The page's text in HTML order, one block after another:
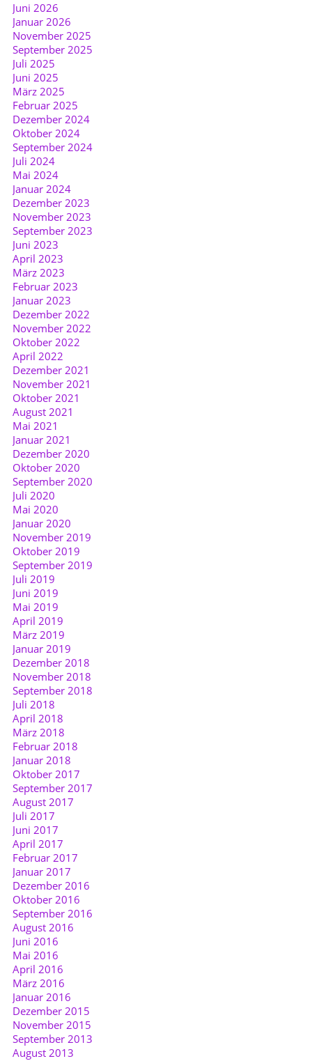
Juni 2026
Januar 2026
November 2025
September 2025
Juli 2025
Juni 2025
März 2025
Februar 2025
Dezember 2024
Oktober 2024
September 2024
Juli 2024
Mai 2024
Januar 2024
Dezember 2023
November 2023
September 2023
Juni 2023
April 2023
März 2023
Februar 2023
Januar 2023
Dezember 2022
November 2022
Oktober 2022
April 2022
Dezember 2021
November 2021
Oktober 2021
August 2021
Mai 2021
Januar 2021
Dezember 2020
Oktober 2020
September 2020
Juli 2020
Mai 2020
Januar 2020
November 2019
Oktober 2019
September 2019
Juli 2019
Juni 2019
Mai 2019
April 2019
März 2019
Januar 2019
Dezember 2018
November 2018
September 2018
Juli 2018
April 2018
März 2018
Februar 2018
Januar 2018
Oktober 2017
September 2017
August 2017
Juli 2017
Juni 2017
April 2017
Februar 2017
Januar 2017
Dezember 2016
Oktober 2016
September 2016
August 2016
Juni 2016
Mai 2016
April 2016
März 2016
Januar 2016
Dezember 2015
November 2015
September 2013
August 2013